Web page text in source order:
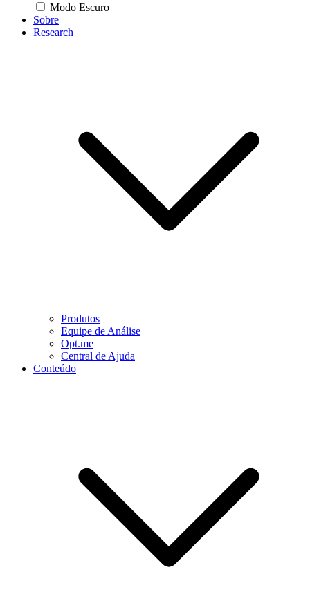
Modo Escuro
Sobre
Research
Produtos
Equipe de Análise
Opt.me
Central de Ajuda
Conteúdo